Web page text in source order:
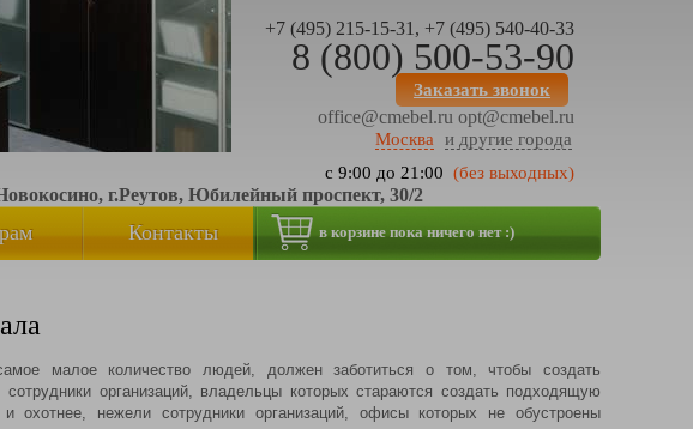
+7 (495) 215-15-31, +7 (495) 540-40-33
8 (800) 500-53-90
Заказать звонок
office@cmebel.ru opt@cmebel.ru
Москва
и другие города
с 9:00 до 21:00 (без выходных)
г.Реутов, Юбилейный проспект, 30/2
Контакты в корзине пока ничего нет :)
малое количество людей, должен заботиться о том, чтобы создать
организаций, владельцы которых стараются создать подходящую
охотнее, нежели сотрудники организаций, офисы которых не обустроены